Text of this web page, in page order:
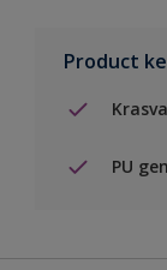
Product
PU